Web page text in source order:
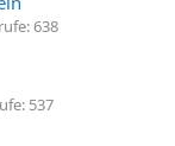
638
537